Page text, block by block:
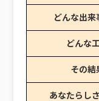
どんな出来
どんな
その結
あなたらし